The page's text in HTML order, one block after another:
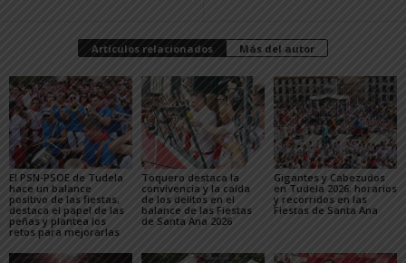
Artículos relacionados Más del autor
El PSN-PSOE de Tudela
hace un balance
positivo de las fiestas,
destaca el papel de las
peñas y plantea los
retos para mejorarlas
Toquero destaca la
convivencia y la caída
de los delitos en el
balance de las Fiestas
de Santa Ana 2026
Gigantes y Cabezudos
en Tudela 2026: horarios
y recorridos en las
Fiestas de Santa Ana